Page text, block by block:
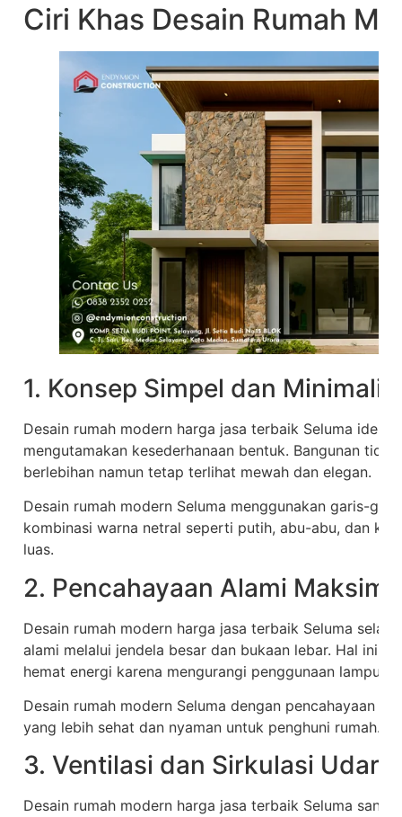
Ciri Khas Desain Rumah
1. Konsep Simpel dan Minimalis
Desain rumah modern harga jasa terbaik Seluma
mengutamakan kesederhanaan bentuk. Bangunan
berlebihan namun tetap terlihat mewah dan elegan.
Desain rumah modern Seluma menggunakan garis-
kombinasi warna netral seperti putih, abu-abu, dan
luas.
2. Pencahayaan Alami
Desain rumah modern harga jasa terbaik Seluma
alami melalui jendela besar dan bukaan lebar. Hal ini
hemat energi karena mengurangi penggunaan lampu di
Desain rumah modern Seluma dengan pencahayaan
yang lebih sehat dan nyaman untuk penghuni rumah.
3. Ventilasi dan Sirkulasi Udara
Desain rumah modern harga jasa terbaik Seluma